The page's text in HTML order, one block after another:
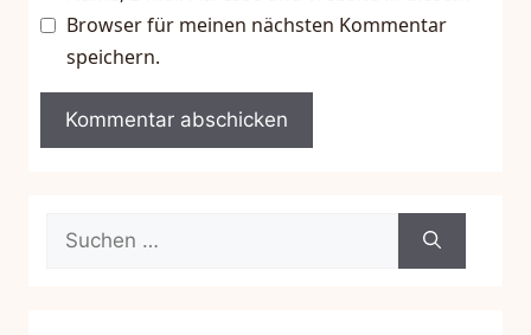
Browser für meinen nächsten Kommentar
speichern.
Suchen